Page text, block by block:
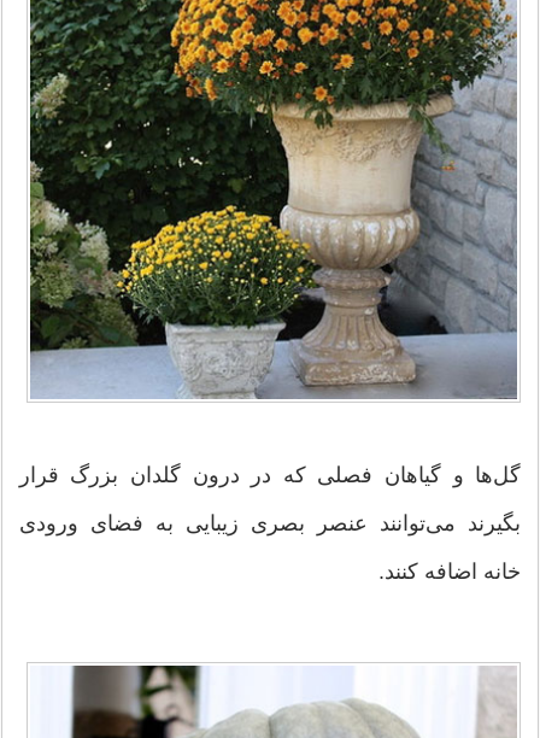
گل‌ها و گیاهان فصلی كه در درون گلدان بزرگ قرار
بگیرند می‌توانند عنصر بصری زیبایی به فضای ورودی
خانه اضافه كنند.